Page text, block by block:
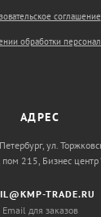
соглашение
обработки
АДРЕС
ул.
215, Бизнес центр
TRADE.RU
Email для заказов